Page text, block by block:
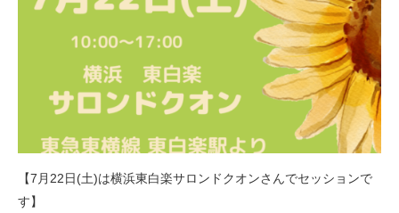
【7月22日(土)は横浜東白楽サロンドクオンさんでセッションで
す】